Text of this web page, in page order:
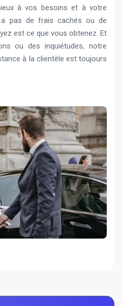
à vos besoins et à votre
a pas de frais cachés ou de
est ce que vous obtenez. Et
ou des inquiétudes, notre
à la clientèle est toujours